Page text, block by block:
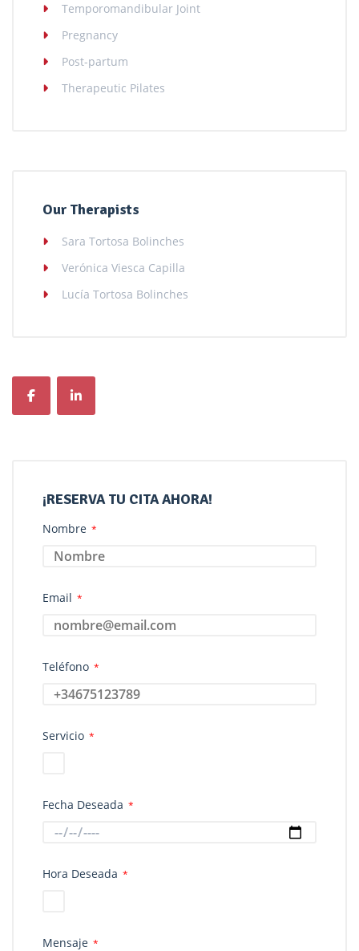
Temporomandibular Joint
Pregnancy
Post-partum
Therapeutic Pilates
Our Therapists
Sara Tortosa Bolinches
Verónica Viesca Capilla
Lucía Tortosa Bolinches
¡RESERVA TU CITA AHORA!
Nombre *
Email *
Teléfono *
Servicio *
Fecha Deseada *
Hora Deseada *
Mensaje *